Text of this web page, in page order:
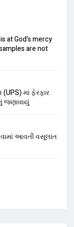
at God’s mercy
are not
માં ફેરફાર
જણાવાયું
આવતી વસૂલાત